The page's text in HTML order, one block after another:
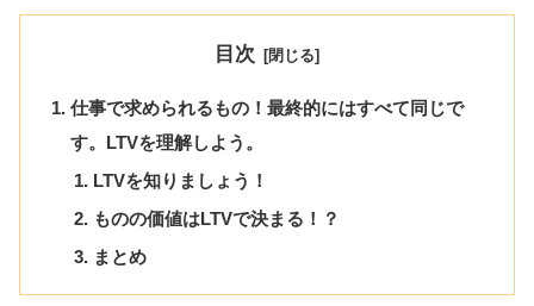
目次
仕事で求められるもの！最終的にはすべて同じで
す。LTVを理解しよう。
LTVを知りましょう！
ものの価値はLTVで決まる！？
まとめ